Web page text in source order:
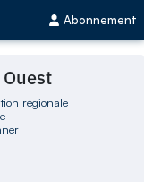
Abonnement
régionale